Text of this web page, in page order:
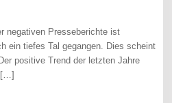
negativen Presseberichte ist
ein tiefes Tal gegangen. Dies scheint
positive Trend der letzten Jahre
[…]